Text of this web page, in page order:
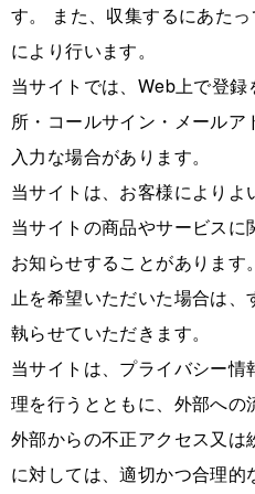
す。 また、収集するにあた
により行います。
当サイトでは、Web上で登
所・コールサイン・メール
入力な場合があります。
当サイトは、お客様によりよ
当サイトの商品やサービス
お知らせすることがありま
止を希望いただいた場合は
執らせていただきます。
当サイトは、プライバシー
理を行うとともに、外部への
外部からの不正アクセス又
に対しては、適切かつ合理